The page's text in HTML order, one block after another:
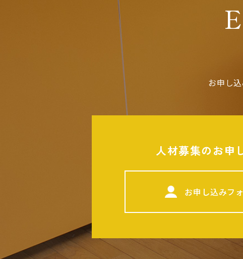
お申し
人材募集のお申
お申し込みフ